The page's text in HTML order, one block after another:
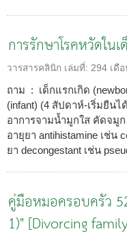
การรักษาโรคหวัดในเ
วารสารคลินิก เล่มที่: 294 เดื
ถาม : เด็กแรกเกิด
(infant) (4 สัปดาห์-เริ่มยืนไ
อาการจามน้ำมูกใส คัดจมู
อายุยา antihistamine เช่น
ยา decongestant เช่น
คู่มือหมอครอบครัว
1)" [Divorcing